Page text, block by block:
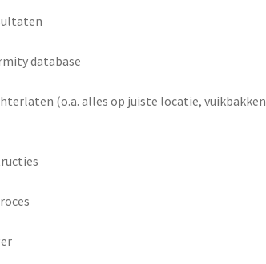
database
(o.a. alles op juiste locatie, vuikbakken